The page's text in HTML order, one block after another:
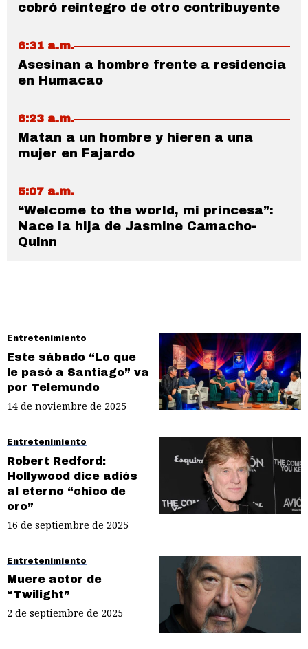
cobró reintegro de otro contribuyente
6:31 a.m.
Asesinan a hombre frente a residencia
en Humacao
6:23 a.m.
Matan a un hombre y hieren a una
mujer en Fajardo
5:07 a.m.
“Welcome to the world, mi princesa”:
Nace la hija de Jasmine Camacho-
Quinn
Entretenimiento
Este sábado “Lo que
le pasó a Santiago” va
por Telemundo
14 de noviembre de 2025
Entretenimiento
Robert Redford:
Hollywood dice adiós
al eterno “chico de
oro”
16 de septiembre de 2025
Entretenimiento
Muere actor de
“Twilight”
2 de septiembre de 2025